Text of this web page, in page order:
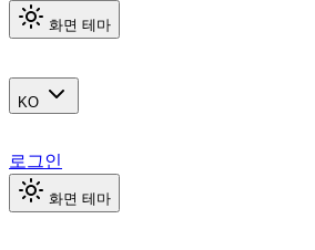
화면 테마
KO
로그인
화면 테마